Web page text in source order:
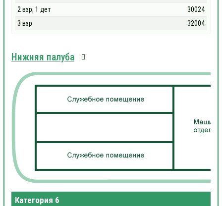
2 взр; 1 дет
30024
3 взр
32004
Нижняя палуба
Категория 6